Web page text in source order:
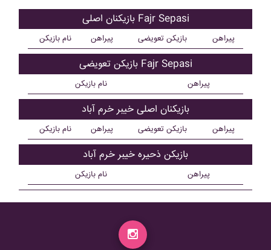
بازیکنان اصلی Fajr Sepasi
نام بازیکن پیراهن بازیکن تعویضی پیراهن
بازیکن تعویضی Fajr Sepasi
نام بازیکن پیراهن
بازیکنان اصلی خيبر خرم آباد
نام بازیکن پیراهن بازیکن تعویضی پیراهن
بازیکن ذحیره خيبر خرم آباد
نام بازیکن پیراهن